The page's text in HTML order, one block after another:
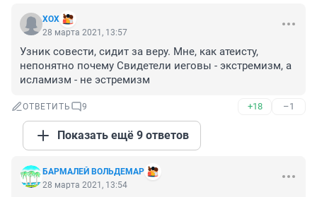
XOX
28 марта 2021, 13:57
Узник совести, сидит за веру. Мне, как атеисту,
непонятно почему Свидетели иеговы - экстремизм, а
исламизм - не эстремизм
ОТВЕТИТЬ 9 +18 –1
Показать ещё 9 ответов
БАРМАЛЕЙ ВОЛЬДЕМАР
28 марта 2021, 13:54